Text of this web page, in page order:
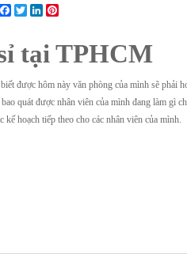
FacebookTwitterLinkedIn
tại TPHCM
được hôm này văn phòng của mình sẽ phải
quát được nhân viên của mình đang làm gì
hoạch tiếp theo cho các nhân viên của mình.